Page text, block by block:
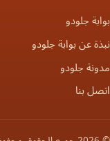
بوابة جلودو
نبذة عن بوابة جلودو
مدونة جلودو
اتصل بنا